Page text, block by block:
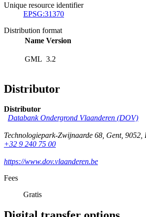
Unique resource identifier
EPSG:31370
Distribution format
Name Version
GML 3.2
Distributor
Distributor
Databank Ondergrond Vlaanderen (DOV)
Technologiepark-Zwijnaarde 68, Gent, 9052,
+32 9 240 75 00
https://www.dov.vlaanderen.be
Fees
Gratis